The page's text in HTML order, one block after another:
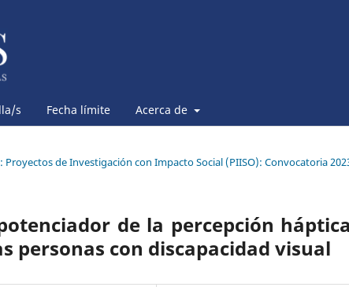
s Fecha límite Acerca de
Proyectos de Investigación con Impacto Social (PIISO): Convocatoria
de la percepción
personas con discapacidad visual